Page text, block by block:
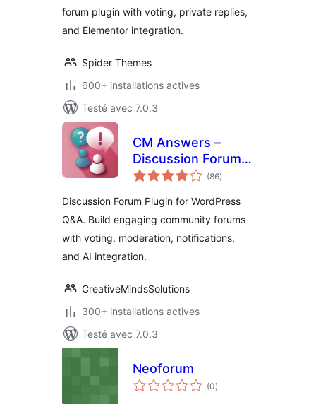
forum plugin with voting, private replies,
and Elementor integration.
Spider Themes
600+ installations actives
Testé avec 7.0.3
CM Answers –
Discussion Forum
Plugin for
(86notes
en
)
Discussion Forum Plugin for WordPress
Q&A. Build engaging community forums
with voting, moderation, notifications,
and AI integration.
CreativeMindsSolutions
300+ installations actives
Testé avec 7.0.3
Neoforum
(0notes
en
)